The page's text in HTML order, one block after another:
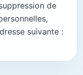
de
suivante :